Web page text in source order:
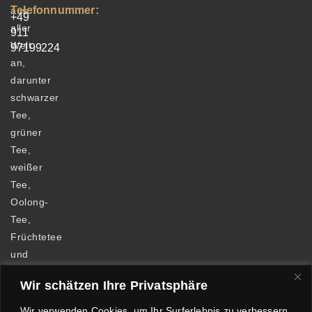
Wir schätzen Ihre Privatsphäre
aus
aller
Welt
an,
darunter
schwarzer
Tee,
grüner
Tee,
weißer
Tee,
Oolong-
Tee,
Früchtetee
und
Telefonnummer:
+49
911
97199224